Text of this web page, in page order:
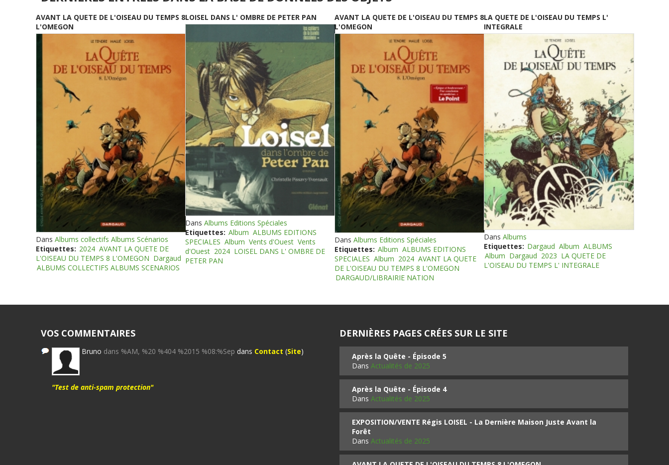
AVANT LA QUETE DE L'OISEAU DU TEMPS 8
L'OMEGON
Dans Albums collectifs Albums Scénarios
Etiquettes: 2024 AVANT LA QUETE DE
L'OISEAU DU TEMPS 8 L'OMEGON Dargaud
ALBUMS COLLECTIFS ALBUMS SCENARIOS
LOISEL DANS L' OMBRE DE PETER PAN
Dans Albums Editions Spéciales
Etiquettes: Album ALBUMS EDITIONS
SPECIALES Album Vents d'Ouest Vents
d'Ouest 2024 LOISEL DANS L' OMBRE DE
PETER PAN
AVANT LA QUETE DE L'OISEAU DU TEMPS 8
L'OMEGON
Dans Albums Editions Spéciales
Etiquettes: Album ALBUMS EDITIONS
SPECIALES Album 2024 AVANT LA QUETE
DE L'OISEAU DU TEMPS 8 L'OMEGON
DARGAUD/LIBRAIRIE NATION
LA QUETE DE L'OISEAU DU TEMPS L'
INTEGRALE
Dans Albums
Etiquettes: Dargaud Album ALBUMS
Album Dargaud 2023 LA QUETE DE
L'OISEAU DU TEMPS L' INTEGRALE
VOS COMMENTAIRES
Bruno dans %AM, %20 %404 %2015 %08:%Sep dans Contact (Site)
"Test de anti-spam protection"
DERNIÈRES PAGES CRÉES SUR LE SITE
Après la Quête - Épisode 5
Dans Actualités de 2025
Après la Quête - Épisode 4
Dans Actualités de 2025
EXPOSITION/VENTE Régis LOISEL - La Dernière Maison Juste Avant la
Forêt
Dans Actualités de 2025